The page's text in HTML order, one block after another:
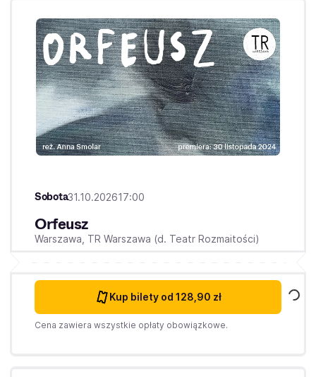
Sobota31.10.202617:00
Orfeusz
Warszawa, TR Warszawa (d. Teatr Rozmaitości)
Kup bilety od 128,90 zł
Cena zawiera wszystkie opłaty obowiązkowe.